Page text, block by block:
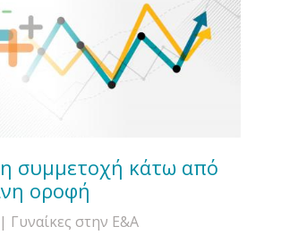
συμμετοχή κάτω από
οροφή
| Γυναίκες στην Ε&Α